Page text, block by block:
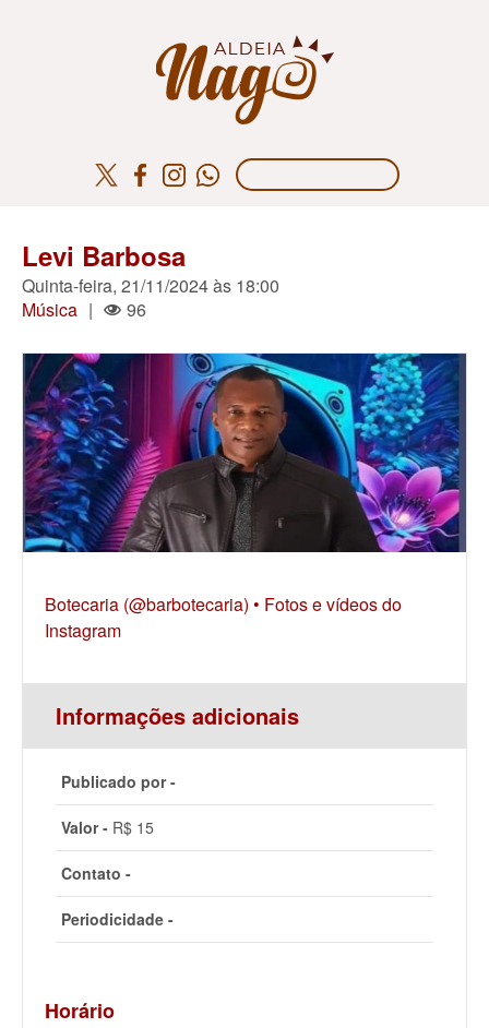
Levi Barbosa
Quinta-feira, 21/11/2024 às 18:00
Música | 96
Botecaria (@barbotecaria) • Fotos e vídeos do
Instagram
Informações adicionais
Publicado por -
Valor - R$ 15
Contato -
Periodicidade -
Horário